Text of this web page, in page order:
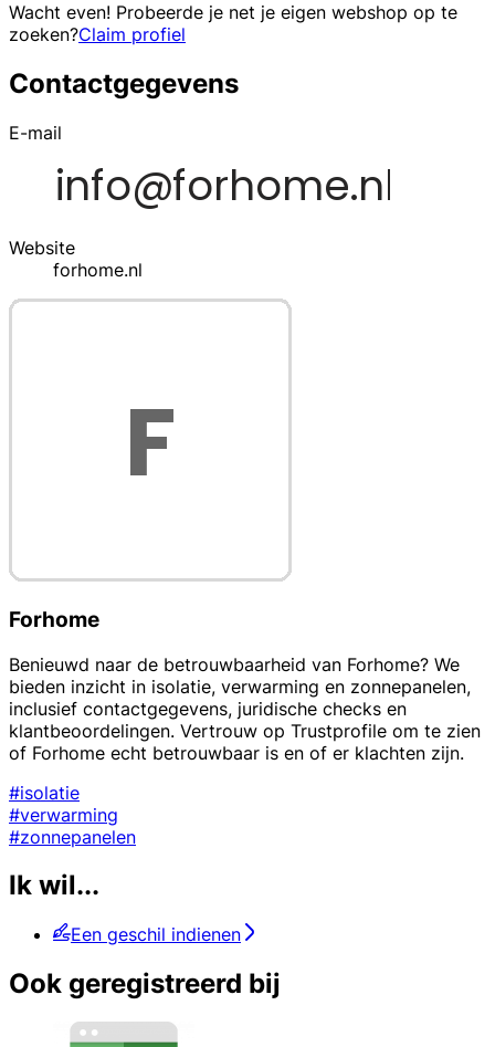
Wacht even! Probeerde je net je eigen webshop op te
zoeken?Claim profiel
Contactgegevens
E-mail
Website
forhome.nl
Forhome
Benieuwd naar de betrouwbaarheid van Forhome? We
bieden inzicht in isolatie, verwarming en zonnepanelen,
inclusief contactgegevens, juridische checks en
klantbeoordelingen. Vertrouw op Trustprofile om te zien
of Forhome echt betrouwbaar is en of er klachten zijn.
#isolatie
#verwarming
#zonnepanelen
Ik wil...
Een geschil indienen
Ook geregistreerd bij